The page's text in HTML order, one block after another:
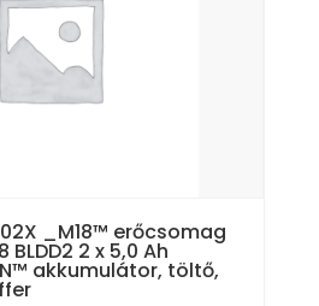
_M18™ erőcsomag
BLDD2 2 x 5,0 Ah
akkumulátor, töltő,